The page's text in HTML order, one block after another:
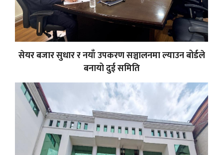
सेयर बजार सुधार र नयाँ उपकरण सञ्चालनमा ल्याउन बोर्डले
बनायो दुई समिति